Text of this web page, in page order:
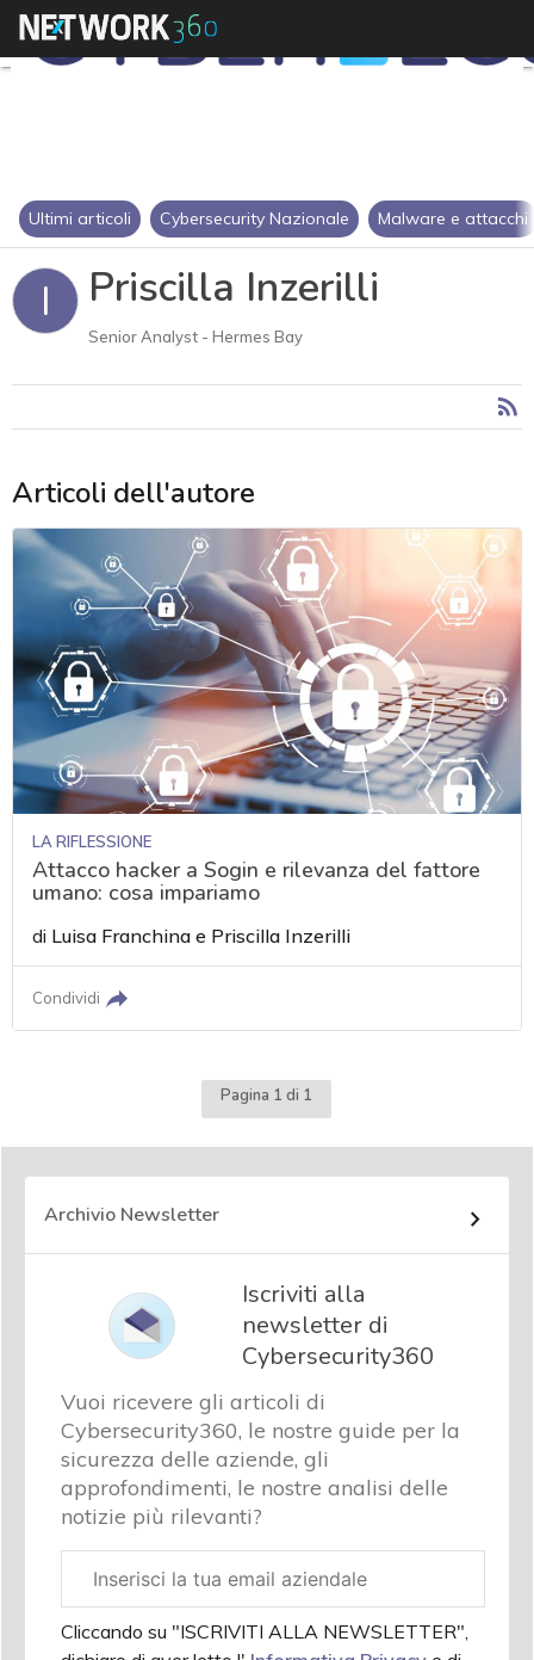
Ultimi articoli Cybersecurity Nazionale Malware e attacchi
I Priscilla Inzerilli
Senior Analyst - Hermes Bay
Articoli dell'autore
LA RIFLESSIONE
Attacco hacker a Sogin e rilevanza del fattore
umano: cosa impariamo
di Luisa Franchina e Priscilla Inzerilli
Condividi
Pagina 1 di 1
Archivio Newsletter
Iscriviti alla
newsletter di
Cybersecurity360
Vuoi ricevere gli articoli di
Cybersecurity360, le nostre guide per la
sicurezza delle aziende, gli
approfondimenti, le nostre analisi delle
notizie più rilevanti?
aziendale
Cliccando su "ISCRIVITI ALLA NEWSLETTER",